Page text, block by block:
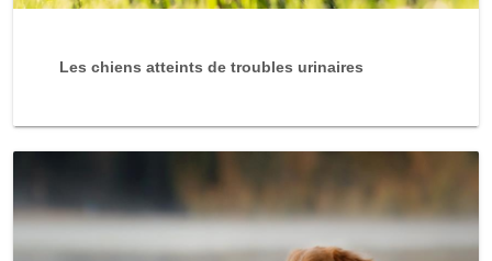
Les chiens atteints de troubles urinaires